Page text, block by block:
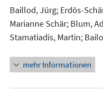
Baillod, Jürg; Erdös-
Marianne Schär; Blum,
Stamatiadis, Martin;
mehr Informationen